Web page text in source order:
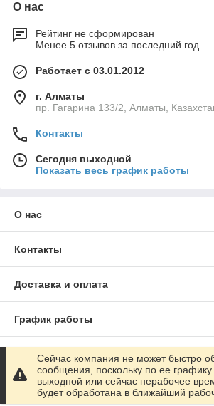
О нас
Рейтинг не сформирован
Менее 5 отзывов за последний год
Работает с 03.01.2012
г. Алматы
пр. Гагарина 133/2, Алматы,
Контакты
Сегодня выходной
Показать весь график работы
О нас
Контакты
Доставка и оплата
График работы
Полная версия сайта
Сайт создан на маркетплейсеSatu.kz
Сейчас компания не может быстро
сообщения, поскольку по ее
выходной или сейчас нерабочее
будет обработана в ближайший